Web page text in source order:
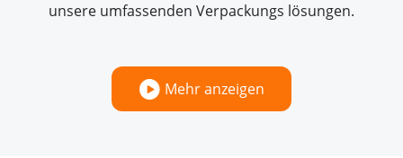
unsere umfassenden Verpackungs lösungen.
Mehr anzeigen